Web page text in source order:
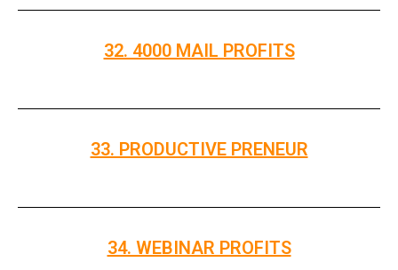
32. 4000 MAIL PROFITS
33. PRODUCTIVE PRENEUR
34. WEBINAR PROFITS